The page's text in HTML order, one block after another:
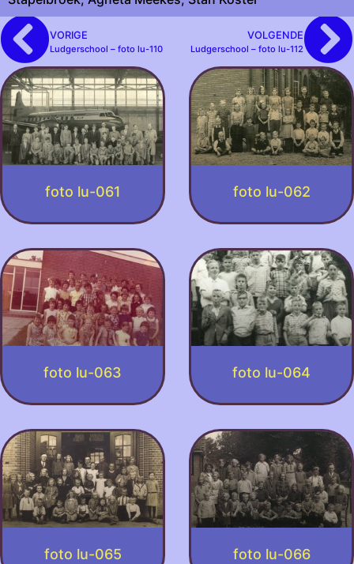
VORIGE
Ludgerschool – foto lu-110
VOLGENDE
Ludgerschool – foto lu-112
foto lu-061 foto lu-062
foto lu-063 foto lu-064
foto lu-065 foto lu-066